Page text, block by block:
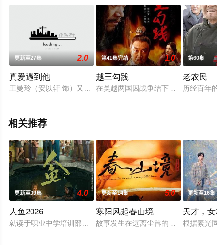
更新至27集 2.0
真爱遇到他
王曼玲（安以轩 饰）又一次被甩后负气发誓要在一年之内把自
第41集完结 1.0
越王勾践
在吴越两国因战争结下仇怨的背景下
第60集
老农民
历经百年
相关推荐
更新至09集 4.0
人鱼2026
就读于职业中学培训部的花季女生苏琳（黄杨钿甜 饰），虽自
更新至14集 5.0
寒阳风起春山境
故事发生在远离尘嚣的春日山野，两
更新至16集
天才，
根据素光